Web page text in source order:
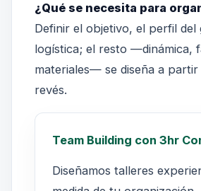
¿Qué se necesita para
Definir el objetivo, el perfil
logística; el resto —dinámica,
materiales— se diseña a partir
revés.
Team Building con 3hr
Diseñamos talleres